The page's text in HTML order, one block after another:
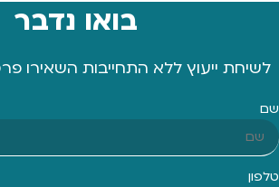
בואו נדבר
לשיחת ייעוץ ללא התחייבות השאירו
שם
טלפון